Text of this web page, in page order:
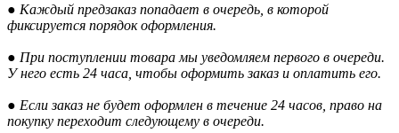
● Каждый предзаказ попадает в очередь, в которой
фиксируется порядок оформления.
● При поступлении товара мы уведомляем первого в очереди.
У него есть 24 часа, чтобы оформить заказ и оплатить его.
● Если заказ не будет оформлен в течение 24 часов, право на
покупку переходит следующему в очереди.